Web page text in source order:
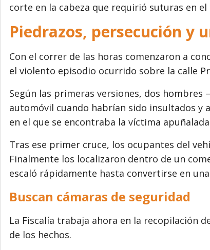
corte en la cabeza que requirió suturas en
Piedrazos, persecución y
Con el correr de las horas comenzaron a
el violento episodio ocurrido sobre la calle
Según las primeras versiones, dos
automóvil cuando habrían sido insultados y
en el que se encontraba la víctima
Tras ese primer cruce, los ocupantes del
Finalmente los localizaron dentro de un
escaló rápidamente hasta convertirse en
Buscan cámaras de seguridad
La Fiscalía trabaja ahora en la recopilación
de los hechos.